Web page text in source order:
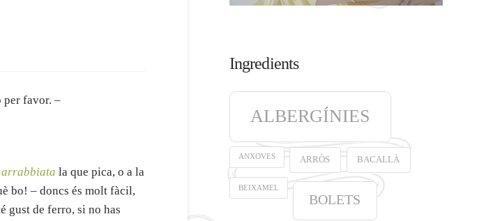
per favor. –
arrabbiata la que pica, o a la
bo! – doncs és molt fàcil,
gust de ferro, si no has
Ingredients
ALBERGÍNIES
ANXOVES ARRÒS BACALLÀ
BEIXAMEL
BOLETS